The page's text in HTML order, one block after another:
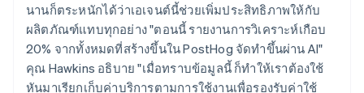
นานก็ตระหนักได้ว่าเอเจนต์นี้ช่วยเพิ่มประสิทธิภาพให้กับ
ผลิตภัณฑ์แทบทุกอย่าง "ตอนนี้ รายงานการวิเคราะห์เกือบ
20% จากทั้งหมดที่สร้างขึ้นใน PostHog จัดทำขึ้นผ่าน AI"
คุณ Hawkins อธิบาย "เมื่อทราบข้อมูลนี้ ก็ทำให้เราต้องใช้
หันมาเรียกเก็บค่าบริการตามการใช้งานเพื่อรองรับค่าใช้